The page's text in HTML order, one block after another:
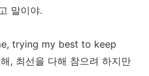
말이야.
trying my best to keep
, 최선을 다해 참으려 하지만